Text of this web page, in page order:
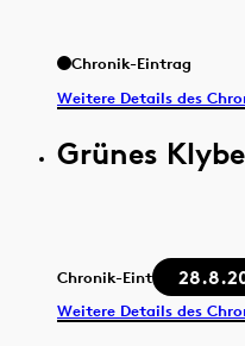
Chronik-Eintrag
Weitere Details des
Grünes
Chronik-Eintrag
Weitere Details des